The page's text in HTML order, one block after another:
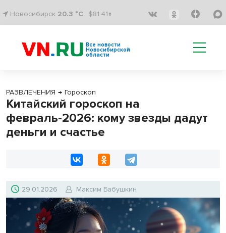
Новосибирск 20.3 °C $81.41↑
Все новости
Новосибирской
области
РАЗВЛЕЧЕНИЯ → Гороскоп
Китайский гороскоп на
февраль-2026: кому звезды дадут
деньги и счастье
29.01.2026 Максим Бабушкин